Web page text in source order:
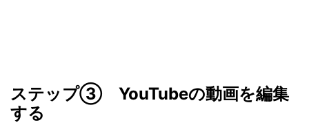
ステップ③ YouTubeの動画を編集
する